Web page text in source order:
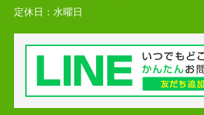
定休日： 水曜日